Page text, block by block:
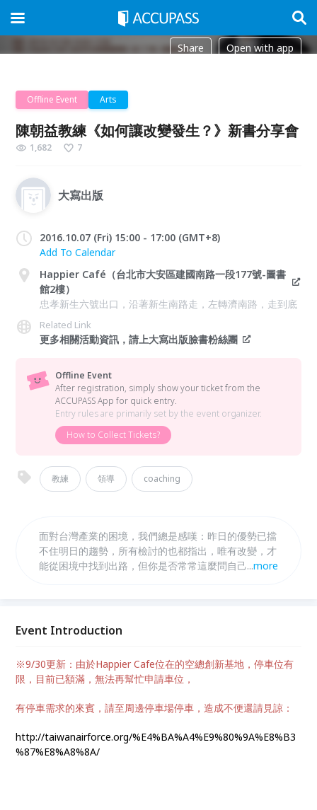
Share Open with app
Offline Event Arts
陳朝益教練《如何讓改變發生？》新書分享會
1,682 7
大寫出版
2016.10.07 (Fri) 15:00 - 17:00 (GMT+8)
Add To Calendar
Happier Café（台北市大安區建國南路一段177號-圖書
館2樓）
忠孝新生六號出口，沿著新生南路走，左轉濟南路，走到底
Related Link
更多相關活動資訊，請上大寫出版臉書粉絲團
Offline Event
After registration, simply show your ticket from the
ACCUPASS App for quick entry.
Entry rules are primarily set by the event organizer.
How to Collect Tickets?
教練 領導 coaching
面對台灣產業的困境，我們總是感嘆：昨日的優勢已擋
不住明日的趨勢，所有檢討的也都指出，唯有改變，才
能從困境中找到出路，但你是否常常這麼問自己：為什
...more
Event Introduction
※9/30更新：由於Happier Cafe位在的空總創新基地，停車位有
限，目前已額滿，無法再幫忙申請車位，
有停車需求的來賓，請至周邊停車場停車，造成不便還請見諒：
http://taiwanairforce.org/%E4%BA%A4%E9%80%9A%E8%B3
%87%E8%A8%8A/